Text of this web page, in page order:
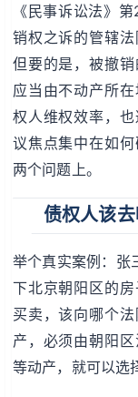
《民事诉讼法》
销权之诉的管辖法
但要的是，被撤
应当由不动产所
权人维权效率，
议焦点集中在如
两个问题上。
债权人该去
举个真实案例：张
下北京朝阳区的
买卖，该向哪个
产，必须由朝阳
等动产，就可以选